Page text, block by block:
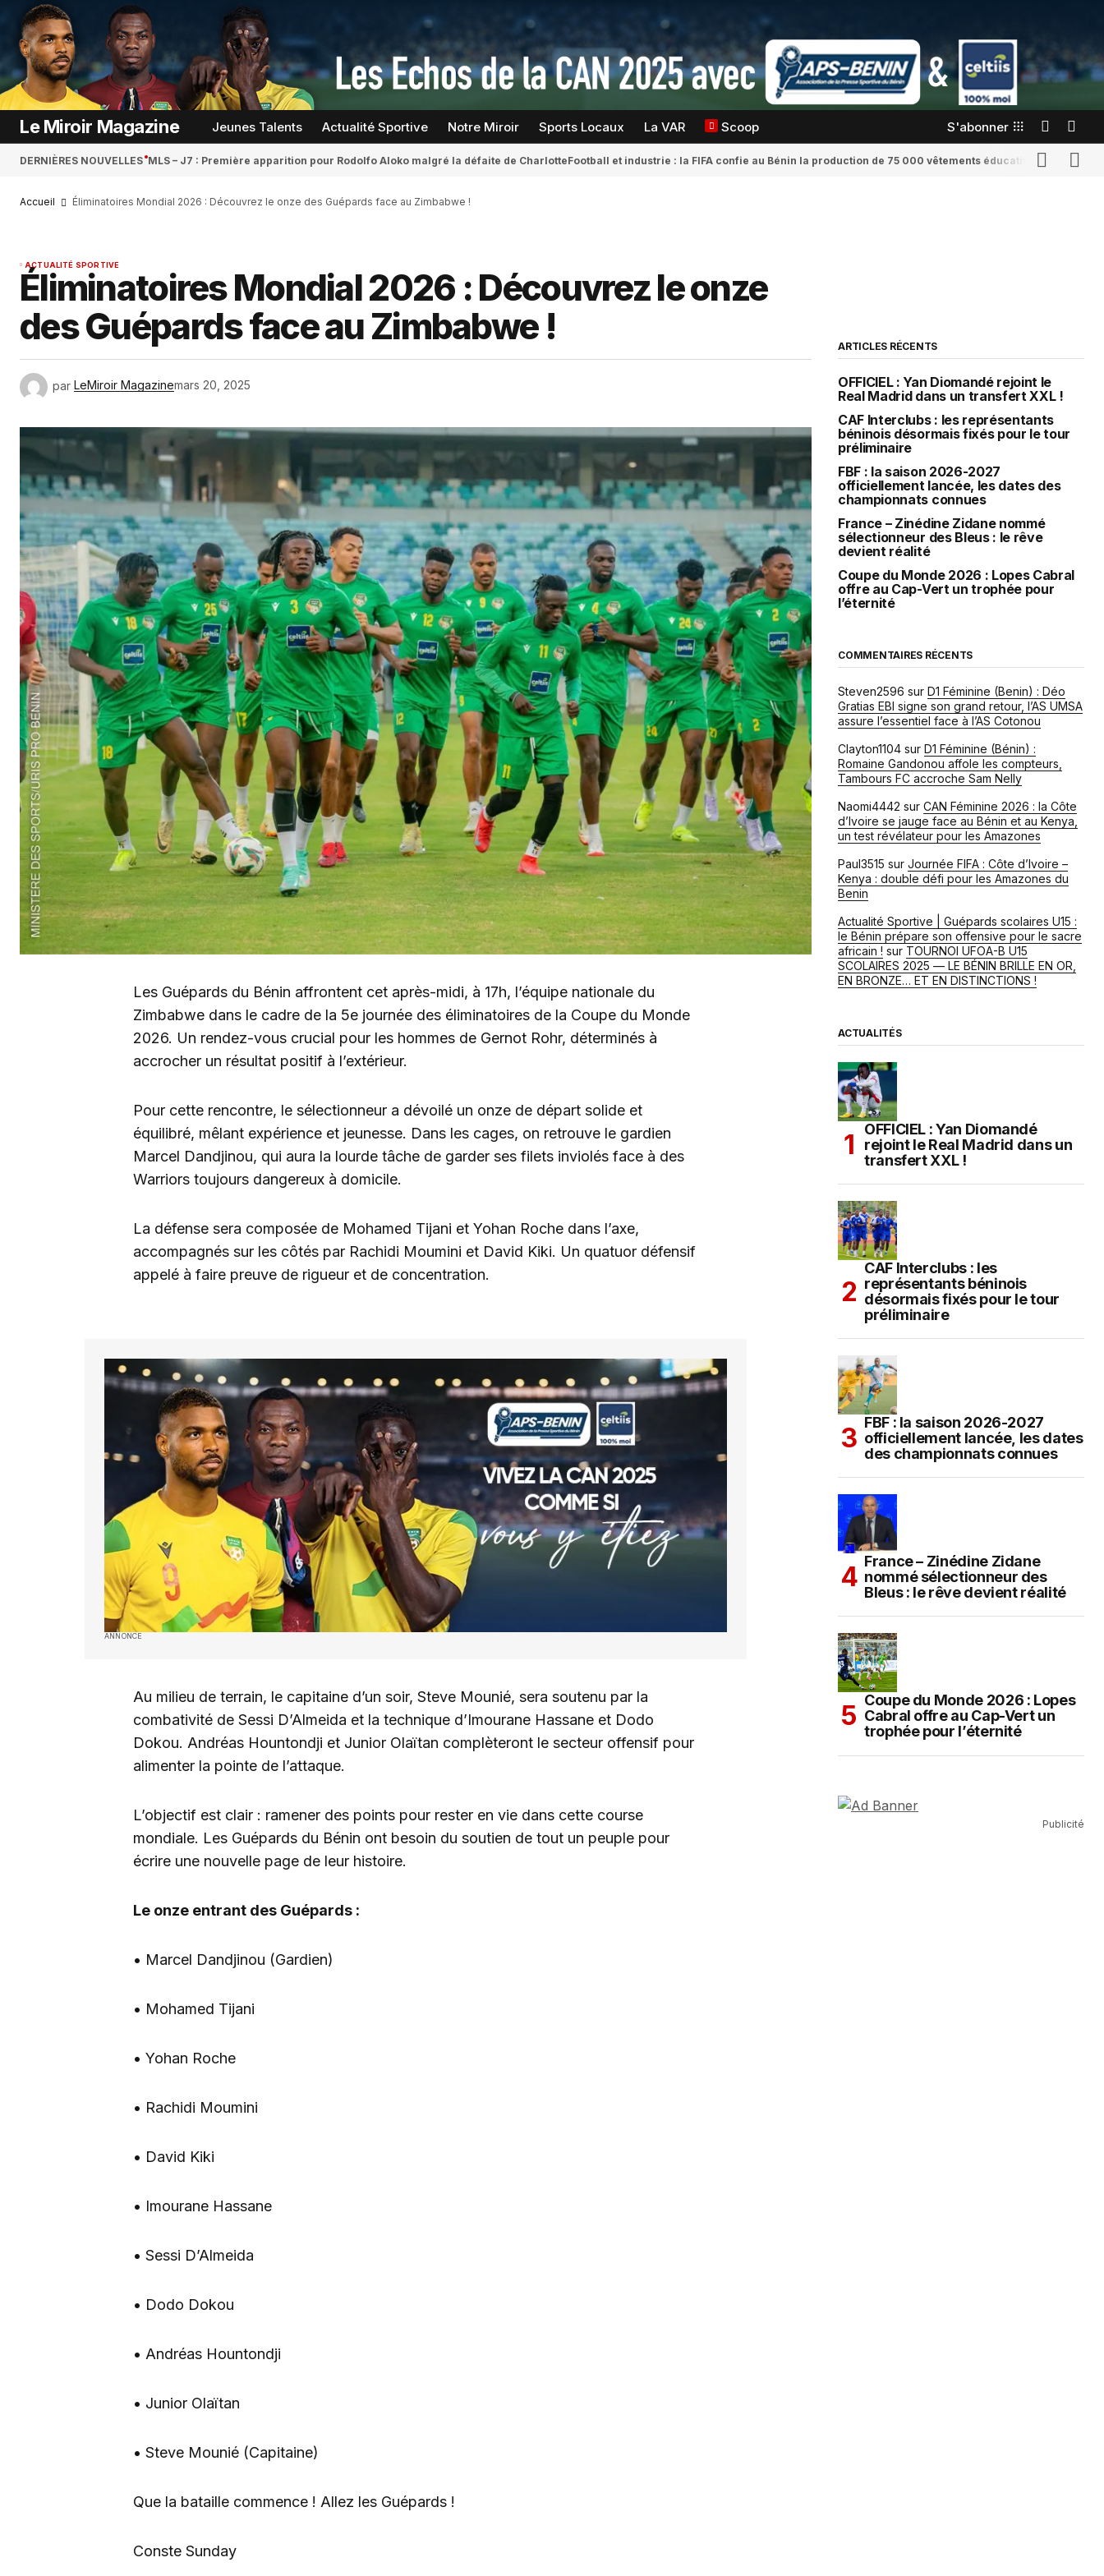
Le Miroir Magazine Jeunes Talents Actualité Sportive Notre Miroir Sports Locaux La VAR Scoop S'abonner
DERNIÈRES NOUVELLES MLS – J7 : Première apparition pour Rodolfo Aloko malgré la défaite de CharlotteFootball et industrie : la FIFA confie au Bénin la production de 75 000 vêtements éducatifs
Accueil Éliminatoires Mondial 2026 : Découvrez le onze des Guépards face au Zimbabwe !
ACTUALITÉ SPORTIVE
Éliminatoires Mondial 2026 : Découvrez le onze
des Guépards face au Zimbabwe !
par LeMiroir Magazinemars 20, 2025
Les Guépards du Bénin affrontent cet après-midi, à 17h, l’équipe nationale du
Zimbabwe dans le cadre de la 5e journée des éliminatoires de la Coupe du Monde
2026. Un rendez-vous crucial pour les hommes de Gernot Rohr, déterminés à
accrocher un résultat positif à l’extérieur.
Pour cette rencontre, le sélectionneur a dévoilé un onze de départ solide et
équilibré, mêlant expérience et jeunesse. Dans les cages, on retrouve le gardien
Marcel Dandjinou, qui aura la lourde tâche de garder ses filets inviolés face à des
Warriors toujours dangereux à domicile.
La défense sera composée de Mohamed Tijani et Yohan Roche dans l’axe,
accompagnés sur les côtés par Rachidi Moumini et David Kiki. Un quatuor défensif
appelé à faire preuve de rigueur et de concentration.
ANNONCE
Au milieu de terrain, le capitaine d’un soir, Steve Mounié, sera soutenu par la
combativité de Sessi D’Almeida et la technique d’Imourane Hassane et Dodo
Dokou. Andréas Hountondji et Junior Olaïtan complèteront le secteur offensif pour
alimenter la pointe de l’attaque.
L’objectif est clair : ramener des points pour rester en vie dans cette course
mondiale. Les Guépards du Bénin ont besoin du soutien de tout un peuple pour
écrire une nouvelle page de leur histoire.
Le onze entrant des Guépards :
• Marcel Dandjinou (Gardien)
• Mohamed Tijani
• Yohan Roche
• Rachidi Moumini
• David Kiki
• Imourane Hassane
• Sessi D’Almeida
• Dodo Dokou
• Andréas Hountondji
• Junior Olaïtan
• Steve Mounié (Capitaine)
Que la bataille commence ! Allez les Guépards !
Conste Sunday
ARTICLES RÉCENTS
OFFICIEL : Yan Diomandé rejoint le
Real Madrid dans un transfert XXL !
CAF Interclubs : les représentants
béninois désormais fixés pour le tour
préliminaire
FBF : la saison 2026-2027
officiellement lancée, les dates des
championnats connues
France – Zinédine Zidane nommé
sélectionneur des Bleus : le rêve
devient réalité
Coupe du Monde 2026 : Lopes Cabral
offre au Cap-Vert un trophée pour
l’éternité
COMMENTAIRES RÉCENTS
Steven2596 sur D1 Féminine (Benin) : Déo
Gratias EBI signe son grand retour, l’AS UMSA
assure l’essentiel face à l’AS Cotonou
Clayton1104 sur D1 Féminine (Bénin) :
Romaine Gandonou affole les compteurs,
Tambours FC accroche Sam Nelly
Naomi4442 sur CAN Féminine 2026 : la Côte
d’Ivoire se jauge face au Bénin et au Kenya,
un test révélateur pour les Amazones
Paul3515 sur Journée FIFA : Côte d’Ivoire –
Kenya : double défi pour les Amazones du
Benin
Actualité Sportive | Guépards scolaires U15 :
le Bénin prépare son offensive pour le sacre
africain ! sur TOURNOI UFOA-B U15
SCOLAIRES 2025 — LE BÉNIN BRILLE EN OR,
EN BRONZE… ET EN DISTINCTIONS !
ACTUALITÉS
OFFICIEL : Yan Diomandé
rejoint le Real Madrid dans un
transfert XXL !
CAF Interclubs : les
représentants béninois
désormais fixés pour le tour
préliminaire
FBF : la saison 2026-2027
officiellement lancée, les dates
des championnats connues
France – Zinédine Zidane
nommé sélectionneur des
Bleus : le rêve devient réalité
Coupe du Monde 2026 : Lopes
Cabral offre au Cap-Vert un
trophée pour l’éternité
Publicité